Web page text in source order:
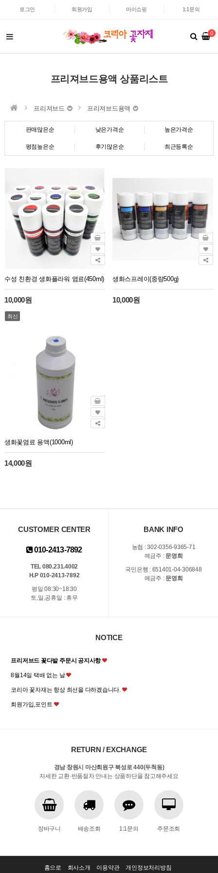
로그인 회원가입 마이쇼핑 1:1문의
0
프리져브드용액 상품리스트
프리져브드 프리져브드용액
판매많은순 낮은가격순 높은가격순
평점높은순 후기많은순 최근등록순
수성 친환경 생화플라워 염료(450ml)
10,000원
최신
생화스프레이(중량500g)
10,000원
생화꽃염료 용액(1000ml)
14,000원
CUSTOMER CENTER
010-2413-7892
TEL 080.231.4002
H.P 010-2413-7892
평일 08:30~18:30
토,일,공휴일 : 휴무
BANK INFO
농협 : 302-0356-9365-71
예금주 : 문영희
국민은행 : 651401-04-306848
예금주 : 문영희
NOTICE
프리저브드 꽃다발 주문시 공지사항
8월14일 택배 없는 날
코리아 꽃자재는 항상 최선을 다하겠습니다.
회원가입,포인트
RETURN / EXCHANGE
경남 창원시 마산회원구 북성로 440(두척동)
자세한 교환·반품절차 안내는 상품하단을 참고해주세요
장바구니 배송조회 1:1문의 주문조회
홈으로 회사소개 이용약관 개인정보처리방침